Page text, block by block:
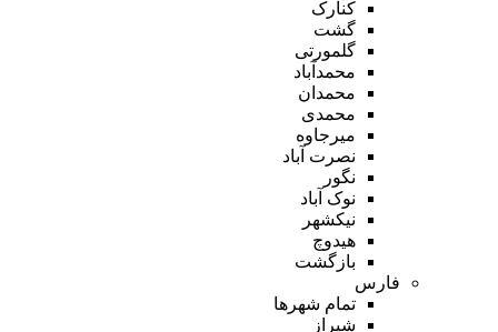
کنارک
گشت
گلمورتی
محمدآباد
محمدان
محمدی
میرجاوه
نصرت آباد
نگور
نوک آباد
نیکشهر
هیدوچ
بازگشت
فارس
تمام شهر‌ها
شیراز